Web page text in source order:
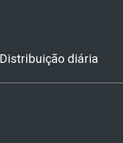
Distribuição diária